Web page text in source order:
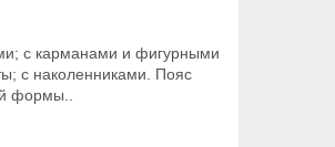
с карманами и фигурными
с наколенниками. Пояс
формы..